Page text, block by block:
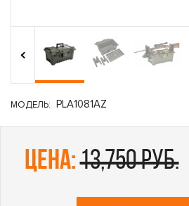
‹
МОДЕЛЬ: PLA1081AZ
цена:13,750 руб.